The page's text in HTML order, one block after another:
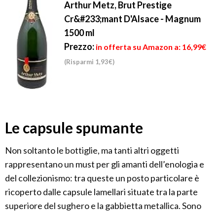
Arthur Metz, Brut Prestige
Cr&#233;mant D'Alsace - Magnum
1500 ml
Prezzo: in offerta su Amazon a: 16,99€
(Risparmi 1,93€)
Le capsule spumante
Non soltanto le bottiglie, ma tanti altri oggetti
rappresentano un must per gli amanti dell’enologia e
del collezionismo: tra queste un posto particolare è
ricoperto dalle capsule lamellari situate tra la parte
superiore del sughero e la gabbietta metallica. Sono